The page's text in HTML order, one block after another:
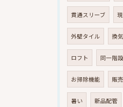
貫通スリーブ
外壁タイル 換気
ロフト 同一階
お掃除機能 販
暑い 新品配管